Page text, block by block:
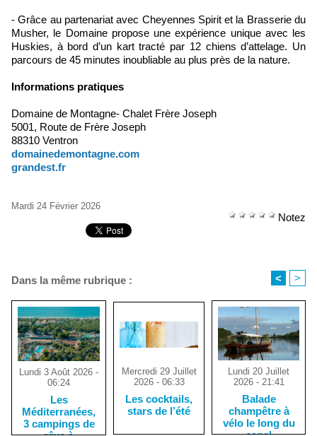
- Grâce au partenariat avec Cheyennes Spirit et la Brasserie du
Musher, le Domaine propose une expérience unique avec les
Huskies, à bord d’un kart tracté par 12 chiens d’attelage. Un
parcours de 45 minutes inoubliable au plus près de la nature.
Informations pratiques
Domaine de Montagne- Chalet Frère Joseph
5001, Route de Frère Joseph
88310 Ventron
domainedemontagne.com
grandest.fr
Mardi 24 Février 2026
Notez
Dans la même rubrique : < >
Lundi 3 Août 2026 -
06:24
Les
Méditerranées,
3 campings de
Mercredi 29 Juillet
2026 - 06:33
Les cocktails,
stars de l’été
Lundi 20 Juillet
2026 - 21:41
Balade
champêtre à
vélo le long du